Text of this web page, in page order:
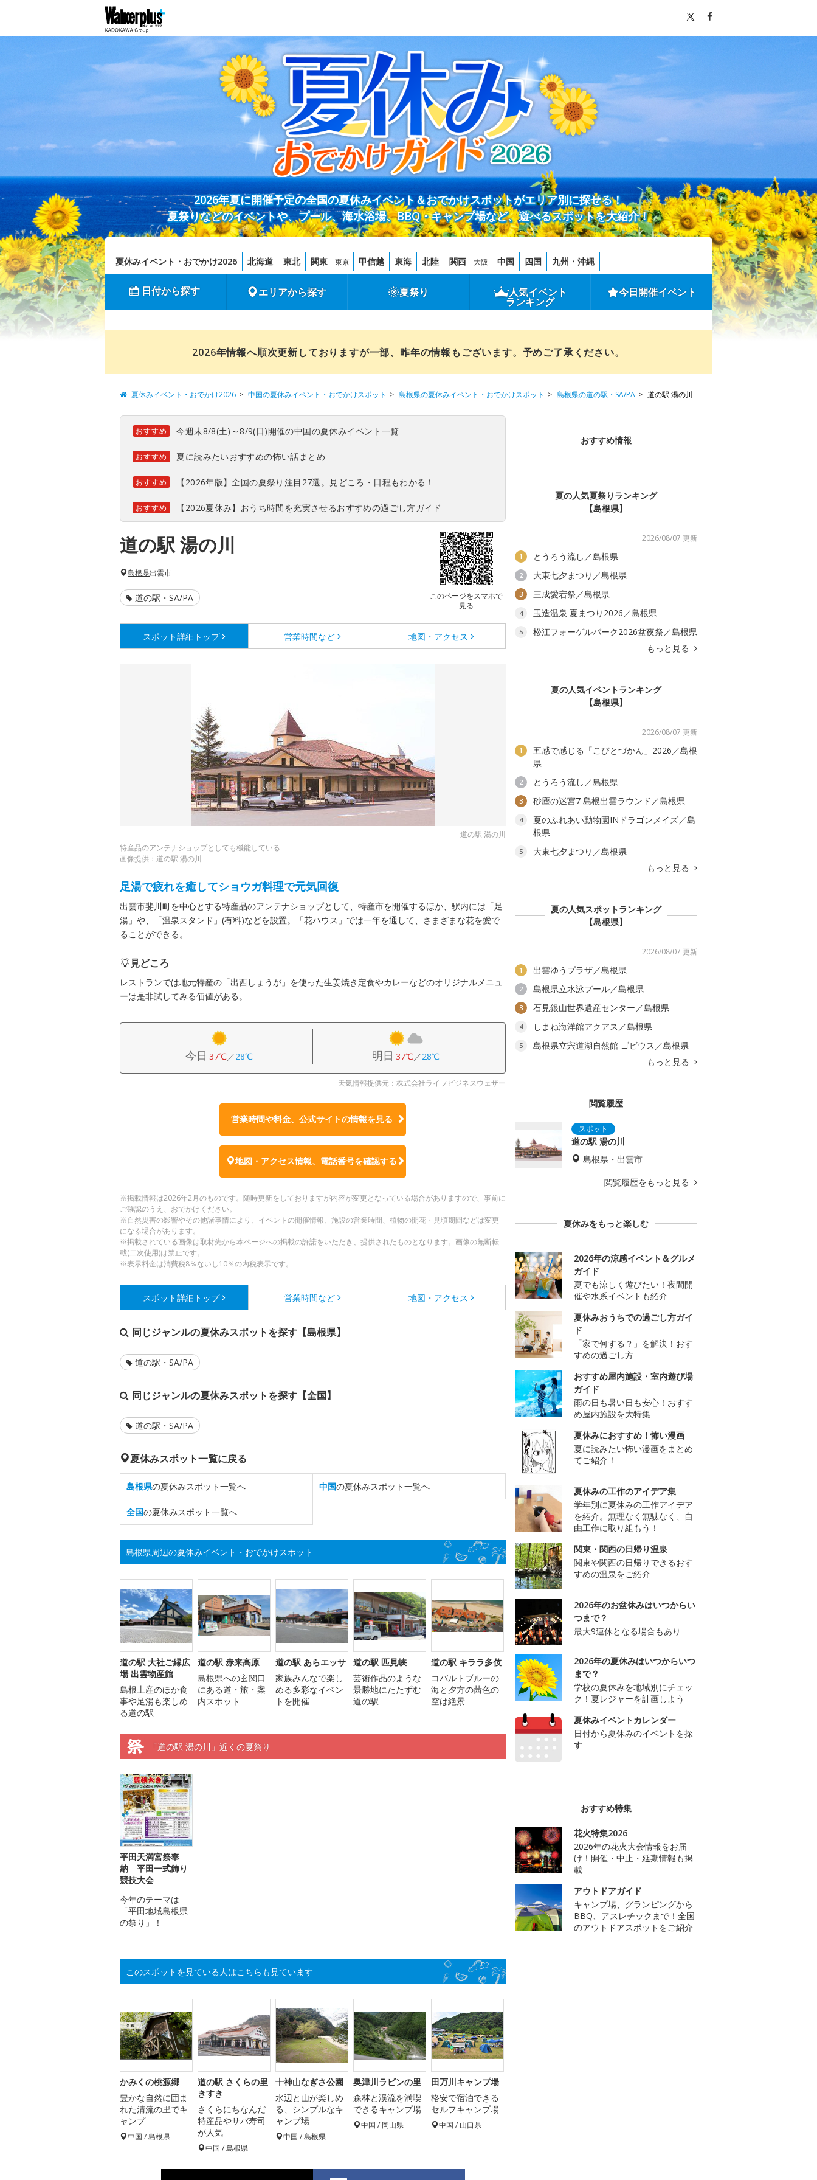
2026年夏に開催予定の全国の夏休みイベント＆おでかけスポットがエリア別に探せる！
夏祭りなどのイベントや、プール、海水浴場、BBQ・キャンプ場など、遊べるスポットを大紹介！
夏休みイベント・おでかけ2026 北海道 東北 関東 東京 甲信越 東海 北陸 関西 大阪 中国 四国 九州・沖縄
日付から探す エリアから探す 夏祭り 人気イベント
ランキング
今日開催イベント
2026年情報へ順次更新しておりますが一部、昨年の情報もございます。予めご了承ください。
夏休みイベント・おでかけ2026 中国の夏休みイベント・おでかけスポット 島根県の夏休みイベント・おでかけスポット 島根県の道の駅・SA/PA 道の駅 湯の川
おすすめ 今週末8/8(土)～8/9(日)開催の中国の夏休みイベント一覧
おすすめ 夏に読みたいおすすめの怖い話まとめ
おすすめ 【2026年版】全国の夏祭り注目27選。見どころ・日程もわかる！
おすすめ 【2026夏休み】おうち時間を充実させるおすすめの過ごし方ガイド
道の駅 湯の川
このページをスマホで
見る
島根県出雲市
道の駅・SA/PA
スポット詳細 トップ 営業時間など 地図・アクセス
道の駅 湯の川
特産品のアンテナショップとしても機能している
画像提供：道の駅 湯の川
足湯で疲れを癒してショウガ料理で元気回復
出雲市斐川町を中心とする特産品のアンテナショップとして、特産市を開催するほか、駅内には「足
湯」や、「温泉スタンド」(有料)などを設置。「花ハウス」では一年を通して、さまざまな花を愛で
ることができる。
見どころ
レストランでは地元特産の「出西しょうが」を使った生姜焼き定食やカレーなどのオリジナルメニュ
ーは是非試してみる価値がある。
今日 37℃／28℃ 明日 37℃／28℃
天気情報提供元：株式会社ライフビジネスウェザー
営業時間や料金、公式サイトの情報を見る
地図・アクセス情報、電話番号を確認する
※掲載情報は2026年2月のものです。随時更新をしておりますが内容が変更となっている場合がありますので、事前に
ご確認のうえ、おでかけください。
※自然災害の影響やその他諸事情により、イベントの開催情報、施設の営業時間、植物の開花・見頃期間などは変更
になる場合があります。
※掲載されている画像は取材先から本ページへの掲載の許諾をいただき、提供されたものとなります。画像の無断転
載(二次使用)は禁止です。
※表示料金は消費税8％ないし10％の内税表示です。
スポット詳細 トップ 営業時間など 地図・アクセス
同じジャンルの夏休みスポットを探す【島根県】
道の駅・SA/PA
同じジャンルの夏休みスポットを探す【全国】
道の駅・SA/PA
夏休みスポット一覧に戻る
島根県の夏休みスポット一覧へ 中国の夏休みスポット一覧へ
全国の夏休みスポット一覧へ
島根県周辺の夏休みイベント・おでかけスポット
道の駅 大社ご縁広
場 出雲物産館
島根土産のほか食
事や足湯も楽しめ
る道の駅
道の駅 赤来高原
島根県への玄関口
にある道・旅・案
内スポット
道の駅 あらエッサ
家族みんなで楽し
める多彩なイベン
トを開催
道の駅 匹見峡
芸術作品のような
景勝地にたたずむ
道の駅
道の駅 キララ多伎
コバルトブルーの
海と夕方の茜色の
空は絶景
「道の駅 湯の川」近くの夏祭り
平田天満宮祭奉
納 平田一式飾り
競技大会
今年のテーマは
「平田地域島根県
の祭り」！
このスポットを見ている人はこちらも見ています
かみくの桃源郷
豊かな自然に囲ま
れた清流の里でキ
ャンプ
中国 / 島根県
道の駅 さくらの里
きすき
さくらにちなんだ
特産品やサバ寿司
が人気
中国 / 島根県
十神山なぎさ公園
水辺と山が楽しめ
る、シンプルなキ
ャンプ場
中国 / 島根県
奥津川ラビンの里
森林と渓流を満喫
できるキャンプ場
中国 / 岡山県
田万川キャンプ場
格安で宿泊できる
セルフキャンプ場
中国 / 山口県
おすすめ情報
夏の人気夏祭りランキング
【島根県】
2026/08/07 更新
1 とうろう流し／島根県
2 大東七夕まつり／島根県
3 三成愛宕祭／島根県
4 玉造温泉 夏まつり2026／島根県
5
松江フォーゲルパーク2026盆夜祭／島根県
もっと見る
夏の人気イベントランキング
【島根県】
2026/08/07 更新
1
五感で感じる「こびとづかん」2026／島根
県
2 とうろう流し／島根県
3 砂塵の迷宮7 島根出雲ラウンド／島根県
4
夏のふれあい動物園INドラゴンメイズ／島
根県
5
大東七夕まつり／島根県
もっと見る
夏の人気スポットランキング
【島根県】
2026/08/07 更新
1 出雲ゆうプラザ／島根県
2 島根県立水泳プール／島根県
3 石見銀山世界遺産センター／島根県
4 しまね海洋館アクアス／島根県
5
島根県立宍道湖自然館 ゴビウス／島根県
もっと見る
閲覧履歴
道の駅 湯の川
島根県・出雲市
閲覧履歴をもっと見る
夏休みをもっと楽しむ
2026年の涼感イベント＆グルメ
ガイド
夏でも涼しく遊びたい！夜間開
催や水系イベントも紹介
夏休みおうちでの過ごし方ガイ
ド
「家で何する？」を解決！おす
すめの過ごし方
おすすめ屋内施設・室内遊び場
ガイド
雨の日も暑い日も安心！おすす
め屋内施設を大特集
夏休みにおすすめ！怖い漫画
夏に読みたい怖い漫画をまとめ
てご紹介！
夏休みの工作のアイデア集
学年別に夏休みの工作アイデア
を紹介。無理なく無駄なく、自
由工作に取り組もう！
関東・関西の日帰り温泉
関東や関西の日帰りできるおす
すめの温泉をご紹介
2026年のお盆休みはいつからい
つまで？
最大9連休となる場合もあり
2026年の夏休みはいつからいつ
まで？
学校の夏休みを地域別にチェッ
ク！夏レジャーを計画しよう
夏休みイベントカレンダー
日付から夏休みのイベントを探
す
おすすめ特集
花火特集2026
2026年の花火大会情報をお届
け！開催・中止・延期情報も掲
載
アウトドアガイド
キャンプ場、グランピングから
BBQ、アスレチックまで！全国
のアウトドアスポットをご紹介